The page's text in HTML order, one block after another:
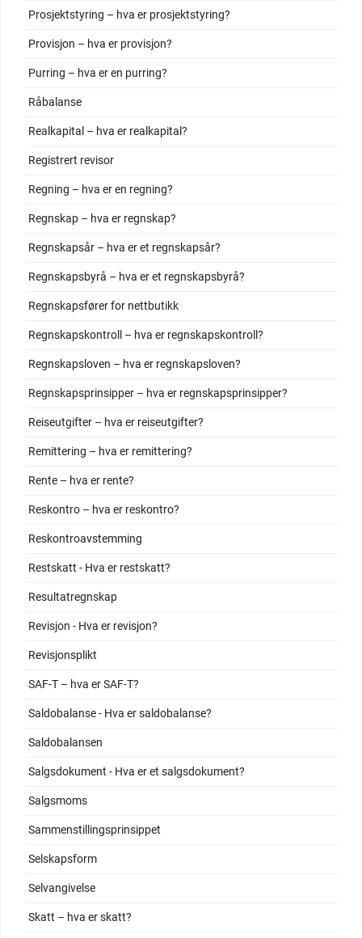
Prosjektstyring – hva er prosjektstyring?
Provisjon – hva er provisjon?
Purring – hva er en purring?
Råbalanse
Realkapital – hva er realkapital?
Registrert revisor
Regning – hva er en regning?
Regnskap – hva er regnskap?
Regnskapsår – hva er et regnskapsår?
Regnskapsbyrå – hva er et regnskapsbyrå?
Regnskapsfører for nettbutikk
Regnskapskontroll – hva er regnskapskontroll?
Regnskapsloven – hva er regnskapsloven?
Regnskapsprinsipper – hva er regnskapsprinsipper?
Reiseutgifter – hva er reiseutgifter?
Remittering – hva er remittering?
Rente – hva er rente?
Reskontro – hva er reskontro?
Reskontroavstemming
Restskatt - Hva er restskatt?
Resultatregnskap
Revisjon - Hva er revisjon?
Revisjonsplikt
SAF-T – hva er SAF-T?
Saldobalanse - Hva er saldobalanse?
Saldobalansen
Salgsdokument - Hva er et salgsdokument?
Salgsmoms
Sammenstillingsprinsippet
Selskapsform
Selvangivelse
Skatt – hva er skatt?